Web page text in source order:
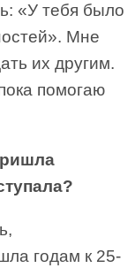
«У тебя было
Мне
их другим.
помогаю
годам к 25-